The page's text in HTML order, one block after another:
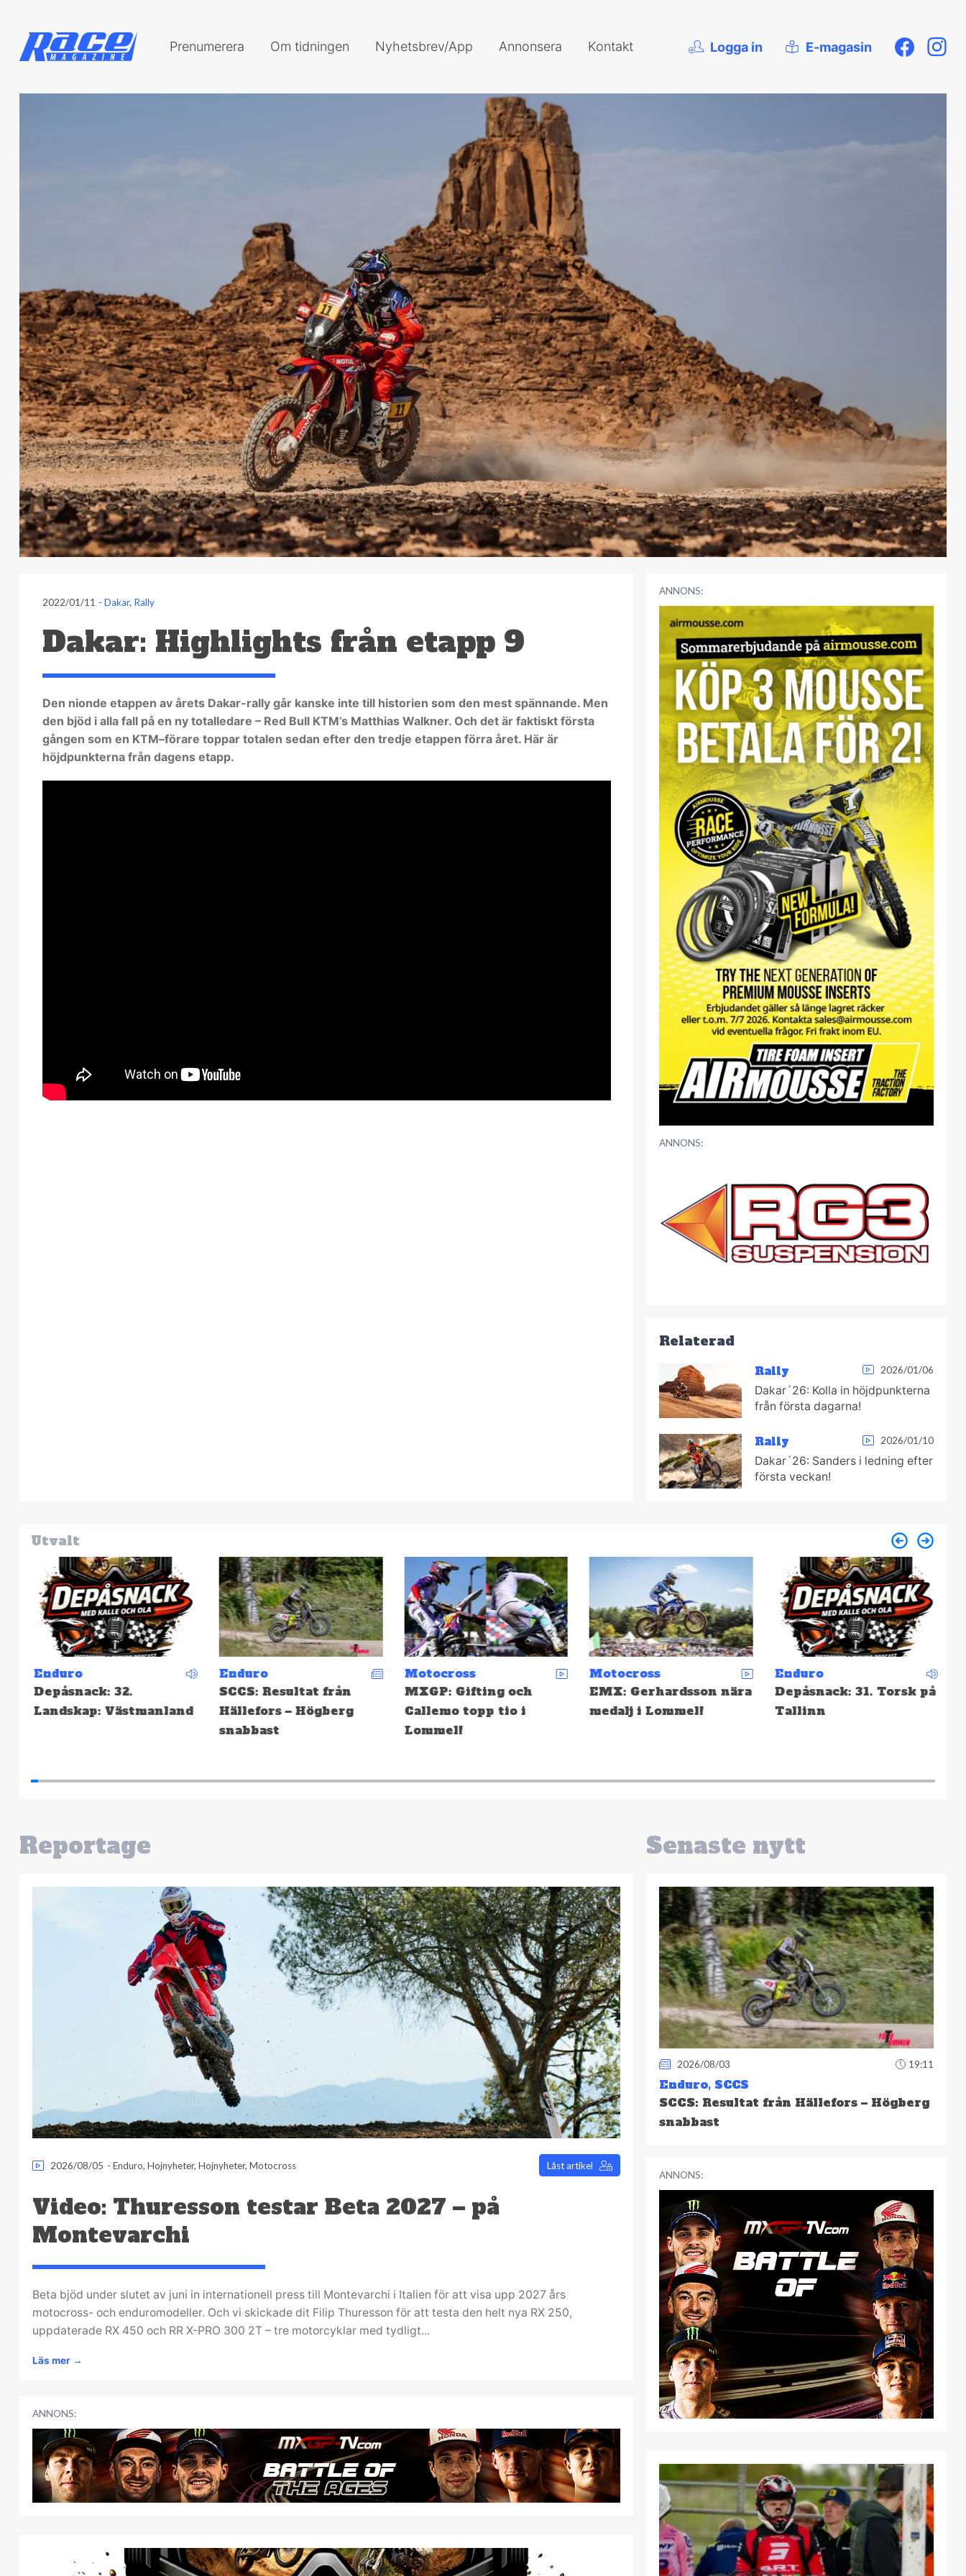
Prenumerera Om tidningen Nyhetsbrev/App Annonsera Kontakt Logga in E-magasin
2022/01/11 - Dakar, Rally
Dakar: Highlights från etapp 9
Den nionde etappen av årets Dakar-rally går kanske inte till historien som den mest spännande. Men
den bjöd i alla fall på en ny totalledare – Red Bull KTM’s Matthias Walkner. Och det är faktiskt första
gången som en KTM–förare toppar totalen sedan efter den tredje etappen förra året. Här är
höjdpunkterna från dagens etapp.
ANNONS:
ANNONS:
Relaterad
Rally 2026/01/06
Dakar´26: Kolla in höjdpunkterna
från första dagarna!
Rally 2026/01/10
Dakar´26: Sanders i ledning efter
första veckan!
Utvalt
Enduro
Depåsnack: 32.
Landskap: Västmanland
Enduro
SCCS: Resultat från
Hällefors – Högberg
snabbast
Motocross
MXGP: Gifting och
Callemo topp tio i
Lommel!
Motocross
EMX: Gerhardsson nära
medalj i Lommel!
Enduro
Depåsnack: 31. Torsk på
Tallinn
Reportage
2026/08/05 - Enduro, Hojnyheter, Hojnyheter, Motocross Låst artikel
Video: Thuresson testar Beta 2027 – på
Montevarchi
Beta bjöd under slutet av juni in internationell press till Montevarchi i Italien för att visa upp 2027 års
motocross- och enduromodeller. Och vi skickade dit Filip Thuresson för att testa den helt nya RX 250,
uppdaterade RX 450 och RR X-PRO 300 2T – tre motorcyklar med tydligt...
Läs mer →
ANNONS:
Senaste nytt
2026/08/03 19:11
Enduro, SCCS
SCCS: Resultat från Hällefors – Högberg
snabbast
ANNONS: